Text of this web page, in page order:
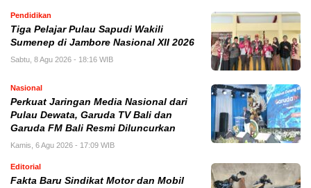
Pendidikan
Tiga Pelajar Pulau Sapudi Wakili
Sumenep di Jambore Nasional XII 2026
Sabtu, 8 Agu 2026 - 18:16 WIB
Nasional
Perkuat Jaringan Media Nasional dari
Pulau Dewata, Garuda TV Bali dan
Garuda FM Bali Resmi Diluncurkan
Kamis, 6 Agu 2026 - 17:09 WIB
Editorial
Fakta Baru Sindikat Motor dan Mobil